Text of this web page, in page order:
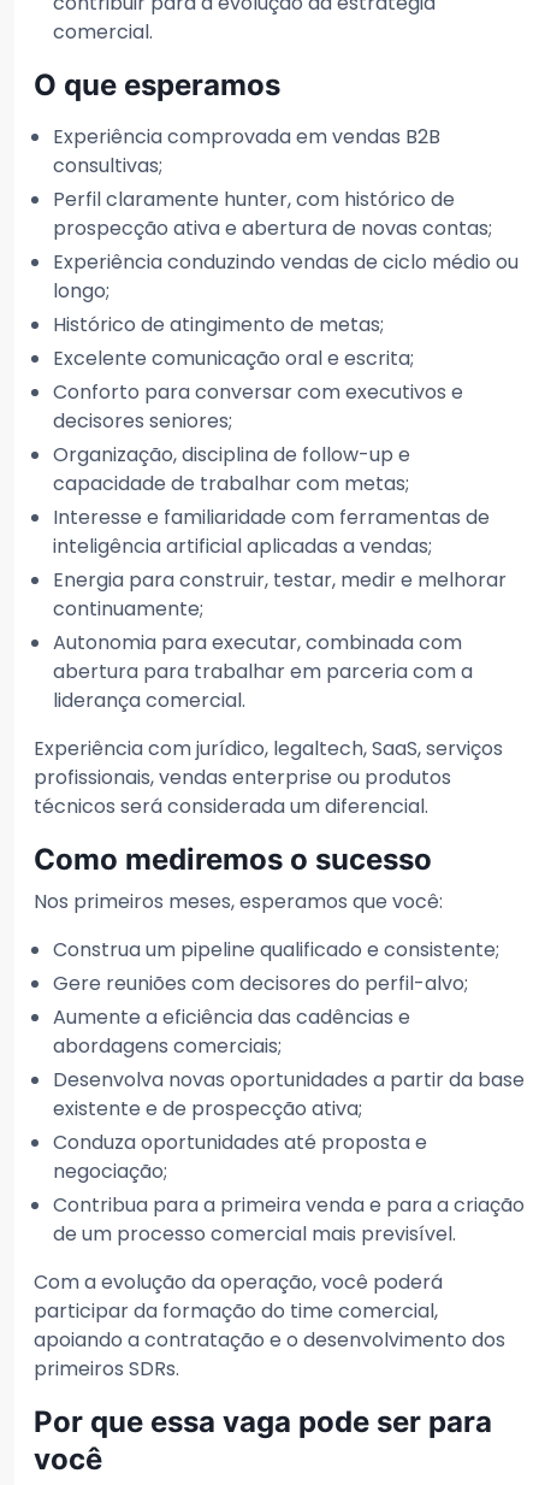
comercial.
O que esperamos
Experiência comprovada em vendas B2B
consultivas;
Perfil claramente hunter, com histórico de
prospecção ativa e abertura de novas contas;
Experiência conduzindo vendas de ciclo médio ou
longo;
Histórico de atingimento de metas;
Excelente comunicação oral e escrita;
Conforto para conversar com executivos e
decisores seniores;
Organização, disciplina de follow-up e
capacidade de trabalhar com metas;
Interesse e familiaridade com ferramentas de
inteligência artificial aplicadas a vendas;
Energia para construir, testar, medir e melhorar
continuamente;
Autonomia para executar, combinada com
abertura para trabalhar em parceria com a
liderança comercial.
Experiência com jurídico, legaltech, SaaS, serviços
profissionais, vendas enterprise ou produtos
técnicos será considerada um diferencial.
Como mediremos o sucesso
Nos primeiros meses, esperamos que você:
Construa um pipeline qualificado e consistente;
Gere reuniões com decisores do perfil-alvo;
Aumente a eficiência das cadências e
abordagens comerciais;
Desenvolva novas oportunidades a partir da base
existente e de prospecção ativa;
Conduza oportunidades até proposta e
negociação;
Contribua para a primeira venda e para a criação
de um processo comercial mais previsível.
Com a evolução da operação, você poderá
participar da formação do time comercial,
apoiando a contratação e o desenvolvimento dos
primeiros SDRs.
Por que essa vaga pode ser para
você